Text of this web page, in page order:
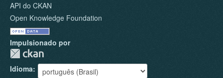
API do CKAN
Open Knowledge Foundation
Impulsionado por
Idioma